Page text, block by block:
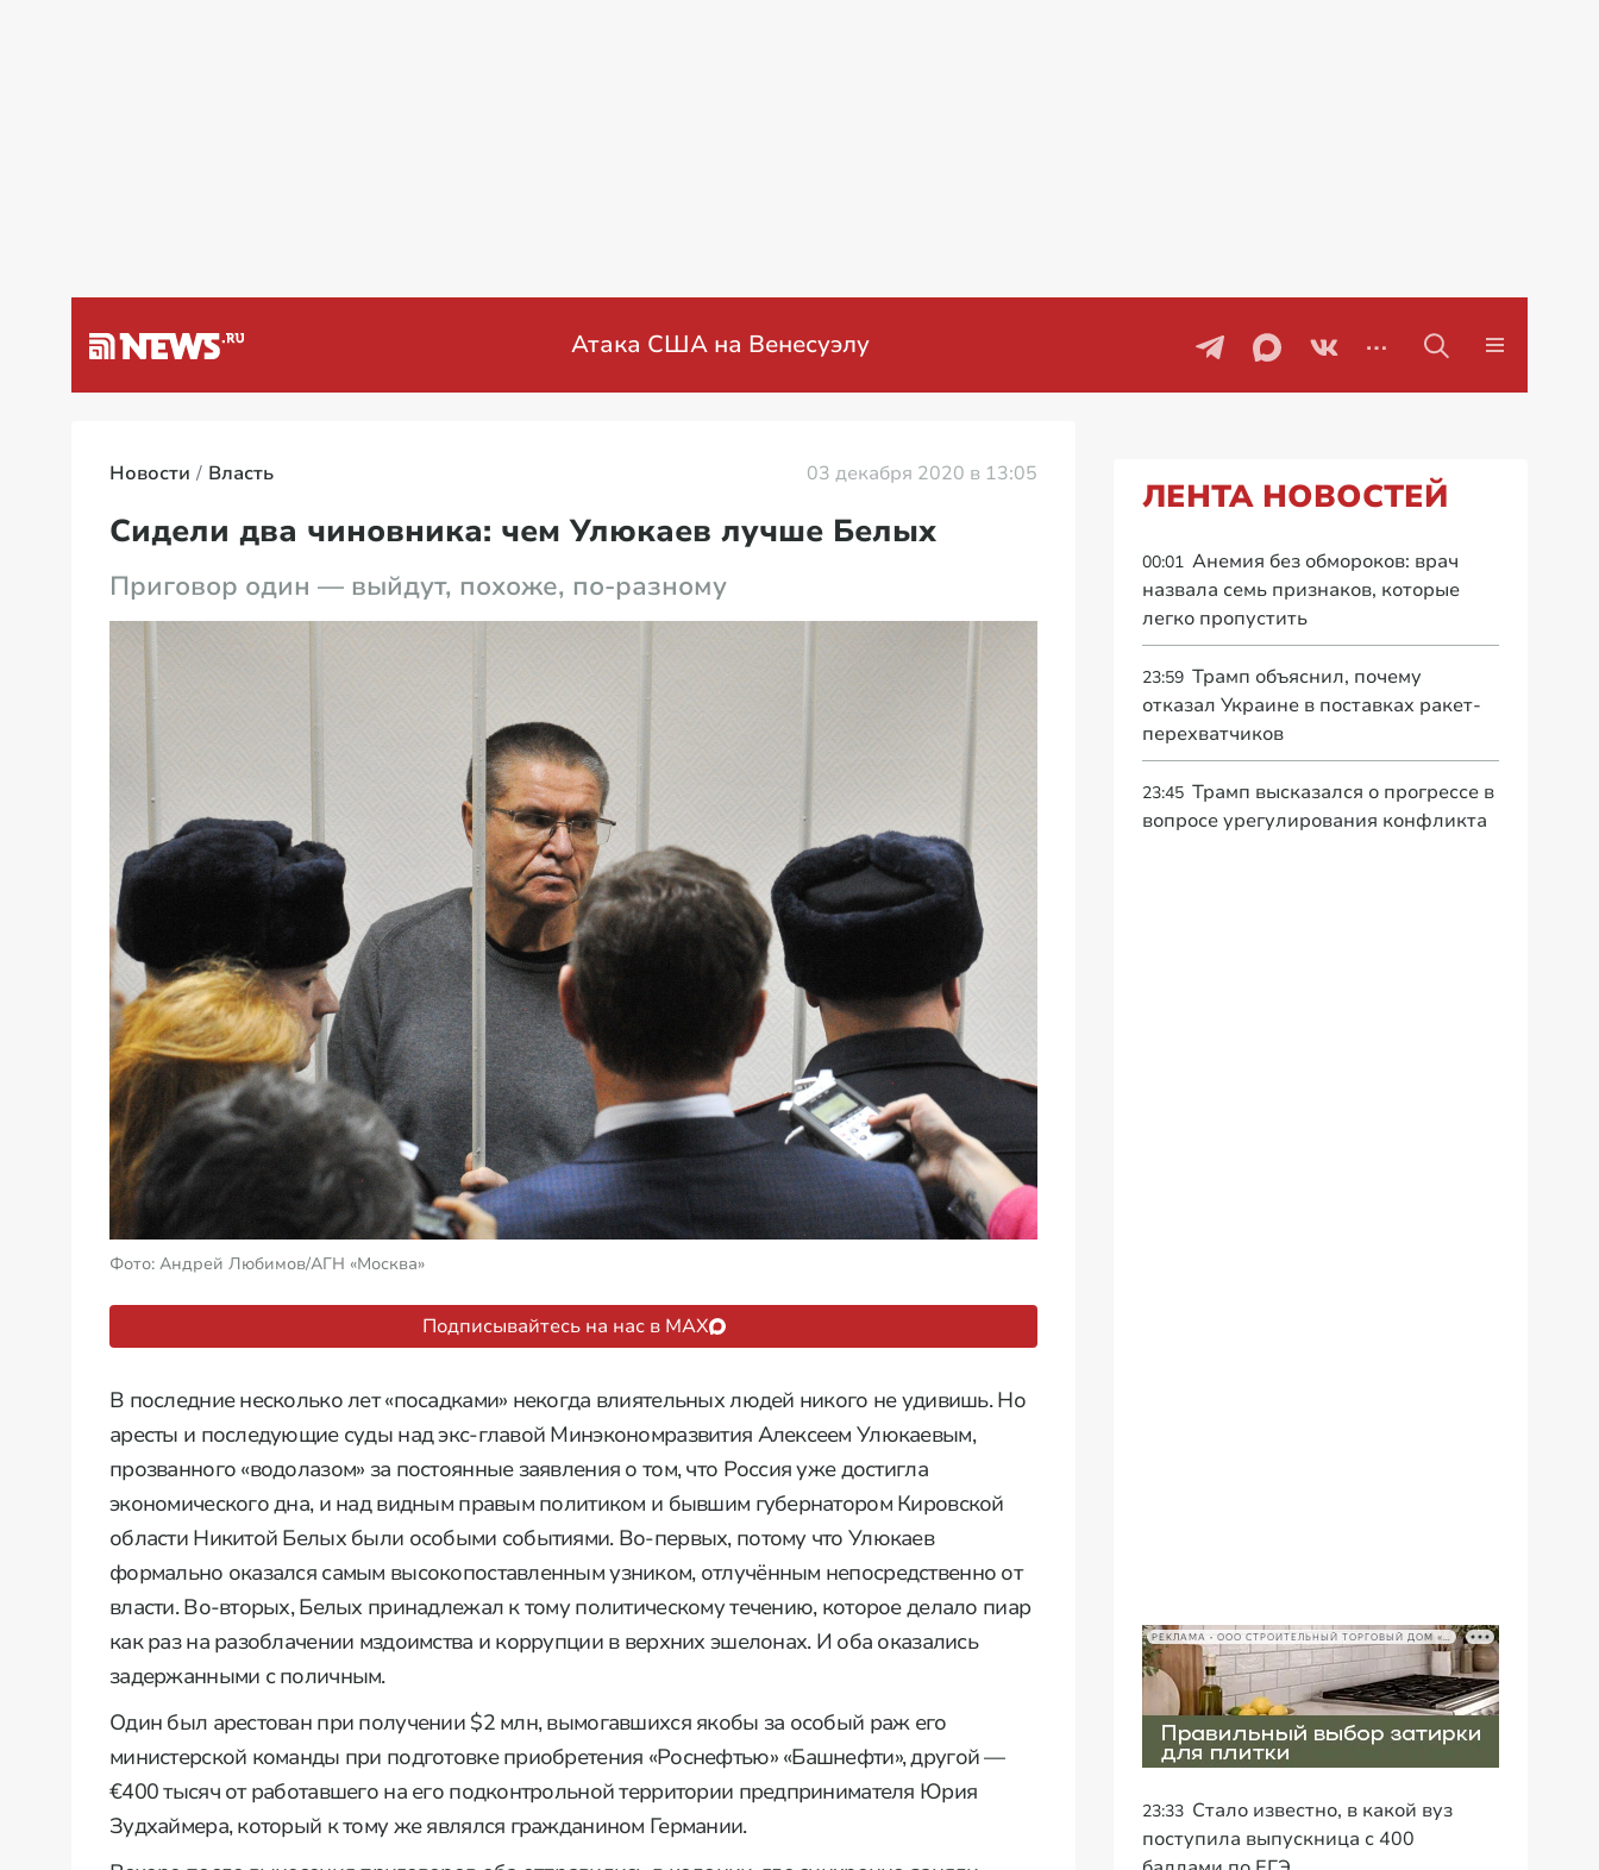
в России Атака США на Венесуэлу Специальная военная операция на
Новости Власть 03 декабря 2020 в 13:05
Сидели два чиновника: чем Улюкаев лучше Белых
Приговор один — выйдут, похоже, по-разному
Фото: Андрей Любимов/АГН «Москва»
Подписывайтесь на нас в MAX
В последние несколько лет «посадками» некогда влиятельных людей никого не удивишь. Но
аресты и последующие суды над экс-главой Минэкономразвития Алексеем Улюкаевым,
прозванного «водолазом» за постоянные заявления о том, что Россия уже достигла
экономического дна, и над видным правым политиком и бывшим губернатором Кировской
области Никитой Белых были особыми событиями. Во-первых, потому что Улюкаев
формально оказался самым высокопоставленным узником, отлучённым непосредственно от
власти. Во-вторых, Белых принадлежал к тому политическому течению, которое делало пиар
как раз на разоблачении мздоимства и коррупции в верхних эшелонах. И оба оказались
задержанными с поличным.
Один был арестован при получении $2 млн, вымогавшихся якобы за особый раж его
министерской команды при подготовке приобретения «Роснефтью» «Башнефти», другой —
€400 тысяч от работавшего на его подконтрольной территории предпринимателя Юрия
Зудхаймера, который к тому же являлся гражданином Германии.
ЛЕНТА НОВОСТЕЙ
00:01 Анемия без обмороков: врач
назвала семь признаков, которые
легко пропустить
23:59 Трамп объяснил, почему
отказал Украине в поставках ракет-
перехватчиков
23:45 Трамп высказался о прогрессе в
вопросе урегулирования конфликта
23:33 Стало известно, в какой вуз
поступила выпускница с 400